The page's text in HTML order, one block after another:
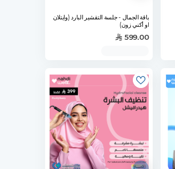
باقة الجمال - جلسة التقشير البارد (وايتلان
او أكني زون)
599.00